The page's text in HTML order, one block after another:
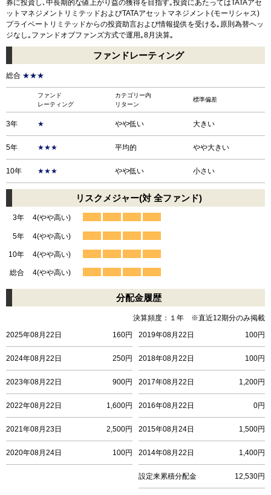
券に投資し､中長期的な値上がり益の獲得を目指す｡投資にあたってはTATAアセ
ットマネジメントリミテッドおよびTATAアセットマネジメント(モーリシャス)
プライベートリミテッドからの投資助言および情報提供を受ける｡原則為替ヘッ
ジなし｡ファンドオブファンズ方式で運用｡8月決算｡
ファンドレーティング
総合 ★★★
ファンド
レーティング
カテゴリー内
リターン
標準偏差
3年 ★ やや低い 大きい
5年 ★★★ 平均的 やや大きい
10年 ★★★ やや低い 小さい
リスクメジャー(対 全ファンド)
3年
5年
10年
総合
4(やや高い)
4(やや高い)
4(やや高い)
4(やや高い)
分配金履歴
決算頻度：１年 ※直近12期分のみ掲載
2025年08月22日
160円
2024年08月22日 250円
2023年08月22日 900円
2022年08月22日 1,600円
2021年08月23日 2,500円
2020年08月24日 100円
2019年08月22日 100円
2018年08月22日 100円
2017年08月22日 1,200円
2016年08月22日 0円
2015年08月24日 1,500円
2014年08月22日 1,400円
設定来累積分配金 12,530円